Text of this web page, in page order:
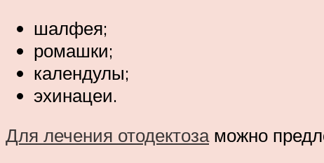
шалфея;
ромашки;
календулы;
эхинацеи.
Для лечения отодектозаможно